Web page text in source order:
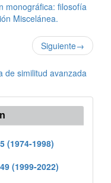
monográfica: filosofía
Miscelánea.
Siguiente→
de similitud avanzada
(1974-1998)
(1999-2022)